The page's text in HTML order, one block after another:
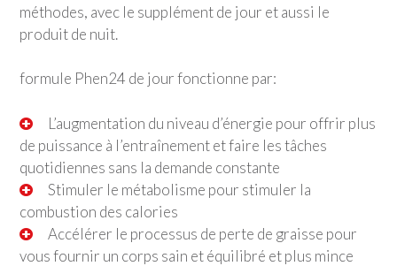
méthodes, avec le supplément de jour et aussi le
produit de nuit.
formule Phen24 de jour fonctionne par:
L’augmentation du niveau d’énergie pour offrir plus
de puissance à l’entraînement et faire les tâches
quotidiennes sans la demande constante
Stimuler le métabolisme pour stimuler la
combustion des calories
Accélérer le processus de perte de graisse pour
vous fournir un corps sain et équilibré et plus mince